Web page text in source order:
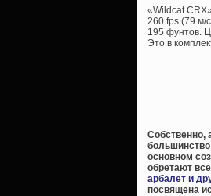
«Wildcat
260 fps (79 м/
195 фунтов.
Это в
Собственно,
основном
обретают
арбалет и
посвящена